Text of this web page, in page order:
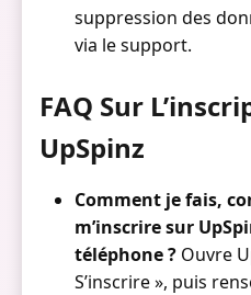
suppression des
via le support.
FAQ Sur
UpSpinz
Comment je fais,
m’inscrire sur
téléphone ? Ouvre
S’inscrire », puis